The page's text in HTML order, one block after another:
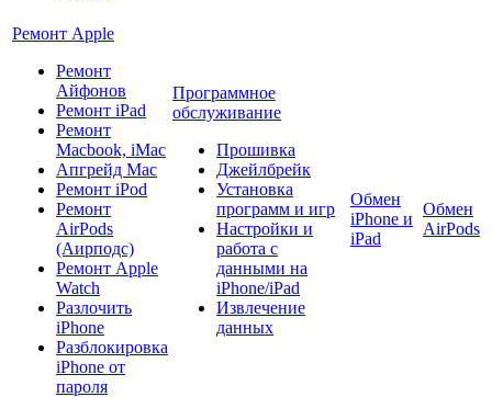
Ремонт Apple
Ремонт
Айфонов
Ремонт iPad
Ремонт
Macbook, iMac
Апгрейд Mac
Ремонт iPod
Ремонт
AirPods
(Аирподс)
Ремонт Apple
Watch
Разлочить
iPhone
Разблокировка
iPhone от
пароля
Программное
обслуживание
Прошивка
Джейлбрейк
Установка
программ и игр
Настройки и
работа с
данными на
iPhone/iPad
Извлечение
данных
Обмен
iPhone и
iPad
Обмен
AirPods